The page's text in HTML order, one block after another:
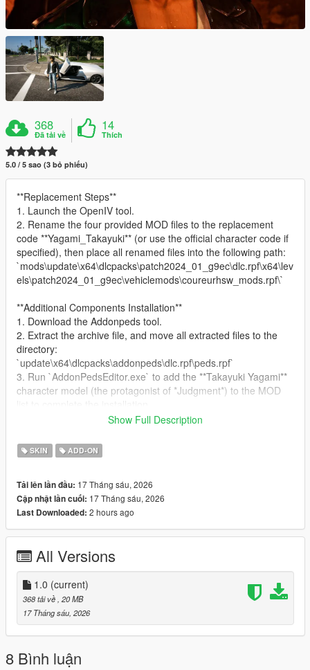
368
Đã tải về
14
Thích
5.0 / 5 sao (3 bỏ phiếu)
**Replacement Steps**
1. Launch the OpenIV tool.
2. Rename the four provided MOD files to the replacement
code **Yagami_Takayuki** (or use the official character code if
specified), then place all renamed files into the following path:
`mods\update\x64\dlcpacks\patch2024_01_g9ec\dlc.rpf\x64\lev
els\patch2024_01_g9ec\vehiclemods\coureurhsw_mods.rpf\`
**Additional Components Installation**
1. Download the Addonpeds tool.
2. Extract the archive file, and move all extracted files to the
directory:
`update\x64\dlcpacks\addonpeds\dlc.rpf\peds.rpf`
3. Run `AddonPedsEditor.exe` to add the **Takayuki Yagami**
character model (the protagonist of *Judgment*) to the MOD
- **Author & Producer:** laoxigua
- **Notice:** This MOD features Takayuki Yagami, the core
original self-made MOD. Do not upload this MOD to other
websites, or repackage and sell it for profit. As my first self-
made MOD, there may be minor bugs. Please be aware of this
before use.
Show Full Description
SKIN ADD-ON
Tải lên lần đầu: 17 Tháng sáu, 2026
Cập nhật lần cuối: 17 Tháng sáu, 2026
Last Downloaded: 2 hours ago
All Versions
1.0 (current)
368 tải về , 20 MB
17 Tháng sáu, 2026
8 Bình luận